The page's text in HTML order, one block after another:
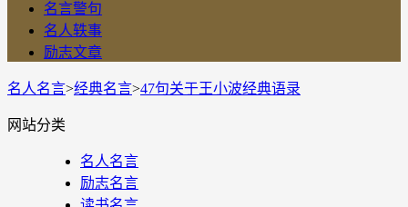
名言警句
名人轶事
励志文章
名人名言>经典名言>47句关于王小波经典语录
网站分类
名人名言
励志名言